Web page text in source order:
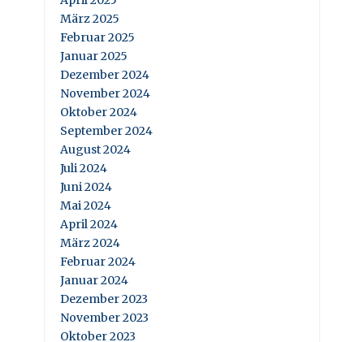
März 2025
Februar 2025
Januar 2025
Dezember 2024
November 2024
Oktober 2024
September 2024
August 2024
Juli 2024
Juni 2024
Mai 2024
April 2024
März 2024
Februar 2024
Januar 2024
Dezember 2023
November 2023
Oktober 2023